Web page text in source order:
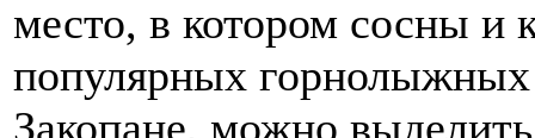
место, в котором сосны и
популярных
Закопане, можно